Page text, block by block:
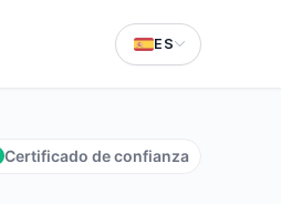
ES
Certificado de confianza